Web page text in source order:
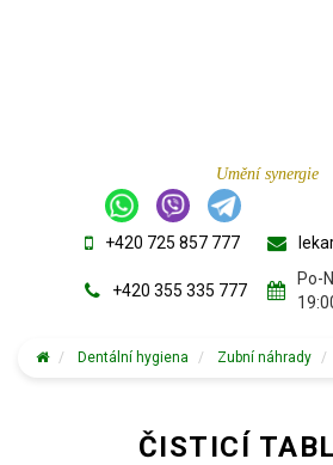
Umění synergie
+420 725 857 777
+420 355 335 777
Po-
Dentální hygiena Zubní náhrady
ČISTICÍ